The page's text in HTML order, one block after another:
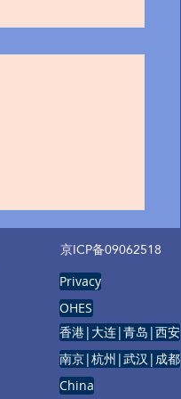
息遭到泄露
京ICP备09062518
Privacy
OHES
香港|大连|青岛|西安
南京|杭州|武汉|成都
China